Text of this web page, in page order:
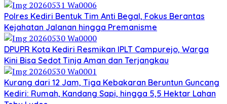
Polres Kediri Bentuk Tim Anti Begal, Fokus Berantas
Kejahatan Jalanan hingga Premanisme
DPUPR Kota Kediri Resmikan IPLT Campurejo, Warga
Kini Bisa Sedot Tinja Aman dan Terjangkau
Kurang dari 12 Jam, Tiga Kebakaran Beruntun Guncang
Kediri: Rumah, Kandang Sapi, hingga 5,5 Hektar Lahan